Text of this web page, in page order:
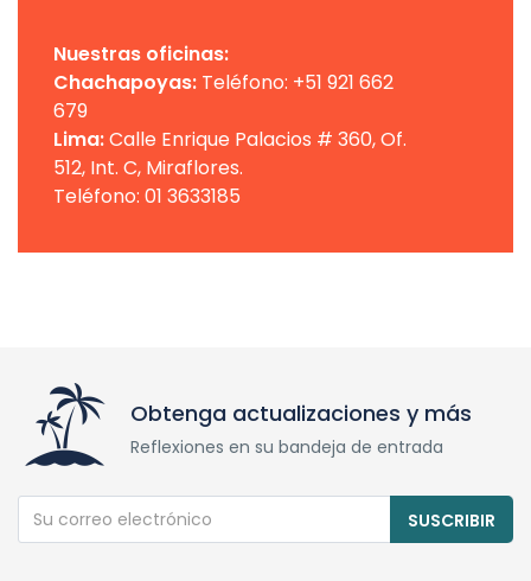
Nuestras oficinas:
Chachapoyas: Teléfono: +51 921 662
679
Lima:Calle Enrique Palacios # 360, Of.
512, Int. C, Miraflores.
Teléfono: 01 3633185
Obtenga actualizaciones y más
Reflexiones en su bandeja de entrada
SUSCRIBIR